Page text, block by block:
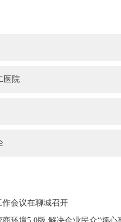
医院
作会议在聊城召开